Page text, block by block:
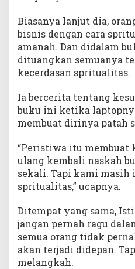
Biasanya lanjut dia,
bisnis dengan cara
amanah. Dan didalam
dituangkan semuanya
kecerdasan spritualitas.
Ia bercerita tentang
buku ini ketika
membuat dirinya patah
“Peristiwa itu membuat
ulang kembali naskah
sekali. Tapi kami
spritualitas,” ucapnya.
Ditempat yang sama,
jangan pernah ragu
semua orang tidak
akan terjadi didepan.
melangkah.